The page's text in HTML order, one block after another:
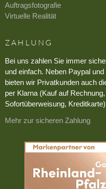
Auftragsfotografie
Virtuelle Realität
ZAHLUNG
Bei uns zahlen Sie immer
und einfach. Neben Paypal
bieten wir Privatkunden auch
per Klarna (Kauf auf
Sofortüberweisung,
Mehr zur sicheren Zahlung